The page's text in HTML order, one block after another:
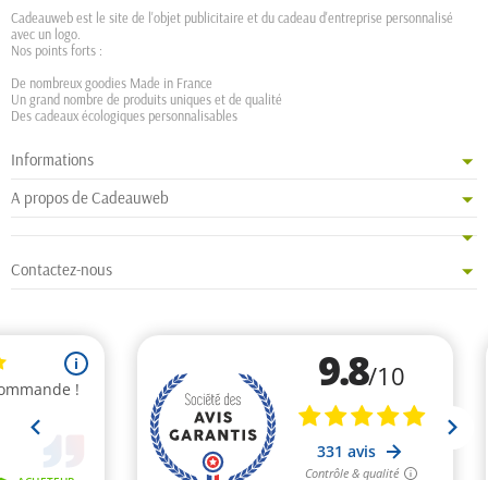
Cadeauweb est le site de l'objet publicitaire et du cadeau d'entreprise personnalisé
avec un logo.
Nos points forts :
De nombreux goodies Made in France
Un grand nombre de produits uniques et de qualité
Des cadeaux écologiques personnalisables
Informations
A propos de Cadeauweb
Contactez-nous